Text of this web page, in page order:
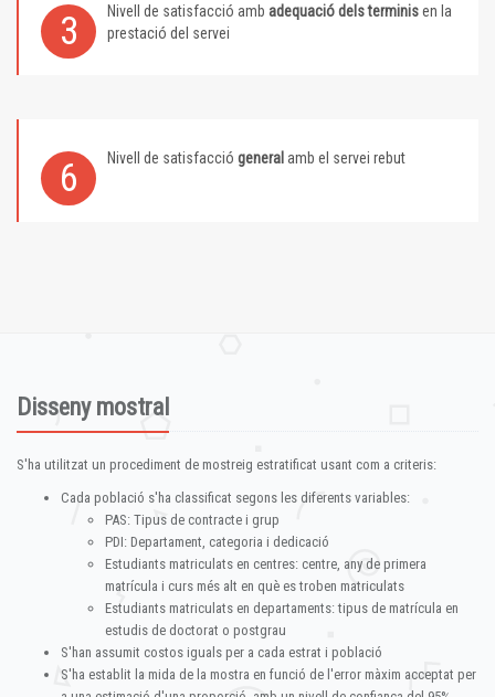
3 Nivell de satisfacció amb adequació dels terminisen la
prestació del servei
6 Nivell de satisfacció general amb el servei rebut
Disseny mostral
S'ha utilitzat un procediment de mostreig estratificat usant com a criteris:
Cada població s'ha classificat segons les diferents variables:
PAS: Tipus de contracte i grup
PDI: Departament, categoria i dedicació
Estudiants matriculats en centres: centre, any de primera
matrícula i curs més alt en què es troben matriculats
Estudiants matriculats en departaments: tipus de matrícula en
estudis de doctorat o postgrau
S'han assumit costos iguals per a cada estrat i població
S'ha establit la mida de la mostra en funció de l'error màxim acceptat per